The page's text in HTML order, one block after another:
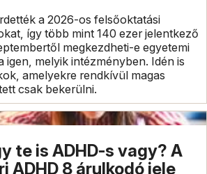
a 2026-os felsőoktatási
így több mint 140 ezer jelentkező
megkezdheti-e egyetemi
igen, melyik intézményben. Idén is
amelyekre rendkívül magas
csak bekerülni.
te is ADHD-s vagy? A
ADHD 8 árulkodó jele